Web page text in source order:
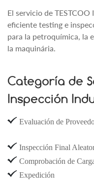
El servicio de
eficiente testing e
para la petroquímica, la
la maquinária.
Categoría de
Inspección
Evaluación de
Inspección Final
Comprobación de
Expedición